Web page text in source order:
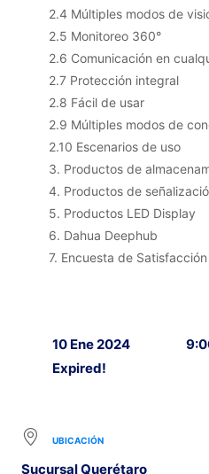
2.4 Múltiples modos de
2.5 Monitoreo 360°
2.6 Comunicación en
2.7 Protección integral
2.8 Fácil de usar
2.9 Múltiples modos de
2.10 Escenarios de uso
3. Productos de
4. Productos de
5. Productos LED Display
6. Dahua Deephub
7. Encuesta de Satisfacción
10 Ene 2024
Expired!
UBICACIÓN
Sucursal Querétaro